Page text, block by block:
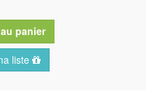
panier
liste